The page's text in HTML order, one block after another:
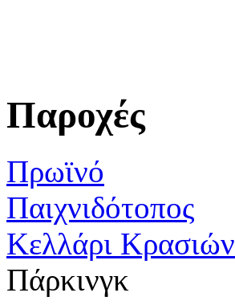
Παροχές
Πρωϊνό
Παιχνιδότοπος
Κελλάρι Κρασιών
Πάρκινγκ